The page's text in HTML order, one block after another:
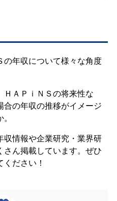
の年収について様々な角度
ＨＡＰｉＮＳの将来性な
合の年収の推移がイメージ
収情報や企業研究・業界研
さん掲載しています。ぜひ
ださい！